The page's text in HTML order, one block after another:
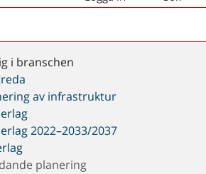
i branschen
av infrastruktur
2022–2033/2037
planering